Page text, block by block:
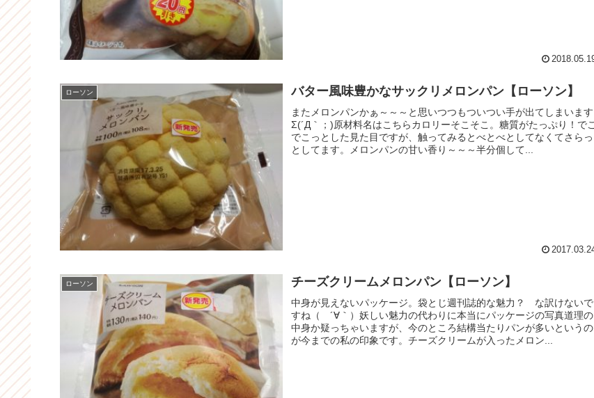
ローソン バター風味豊かなサックリメロンパン【ローソン】
またメロンパンかぁ～～～と思いつつもついつい手が出てしまいます
Σ(´Д｀；)原材料名はこちらカロリーそこそこ。糖質がたっぷり！でこ
でこっとした見た目ですが、触ってみるとべとべとしてなくてさらっ
としてます。メロンパンの甘い香り～～～半分個して...
ローソン チーズクリームメロンパン【ローソン】
中身が見えないパッケージ。袋とじ週刊誌的な魅力？ な訳けないで
すね（ ´∀｀）妖しい魅力の代わりに本当にパッケージの写真道理の
中身か疑っちゃいますが、今のところ結構当たりパンが多いというの
が今までの私の印象です。チーズクリームが入ったメロン...